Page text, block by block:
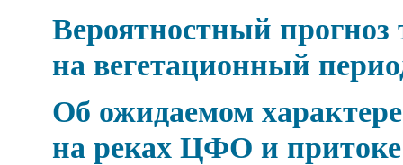
Вероятностный прогноз
на вегетационный
Об ожидаемом характере
на реках ЦФО и